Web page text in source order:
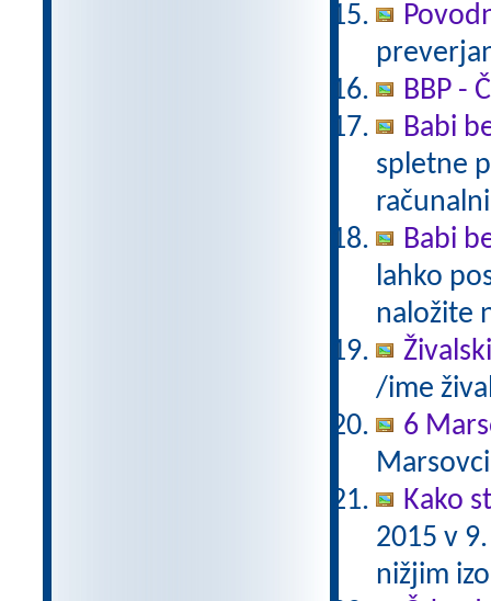
BBP -
Babi
spletne
Babi
lahko
naložite
/ime
6
Kako
2015 v
nižjim